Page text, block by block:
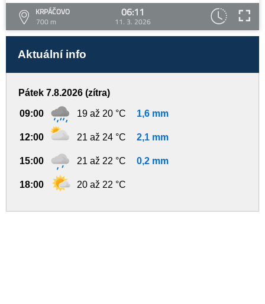
KRPÁČOVO
700 m
06:11
11. 3. 2026
Aktuální info
Pátek 7.8.2026 (zítra)
09:00 19 až 20 °C 1,6 mm
12:00 21 až 24 °C 2,1 mm
15:00 21 až 22 °C 0,2 mm
18:00 20 až 22 °C